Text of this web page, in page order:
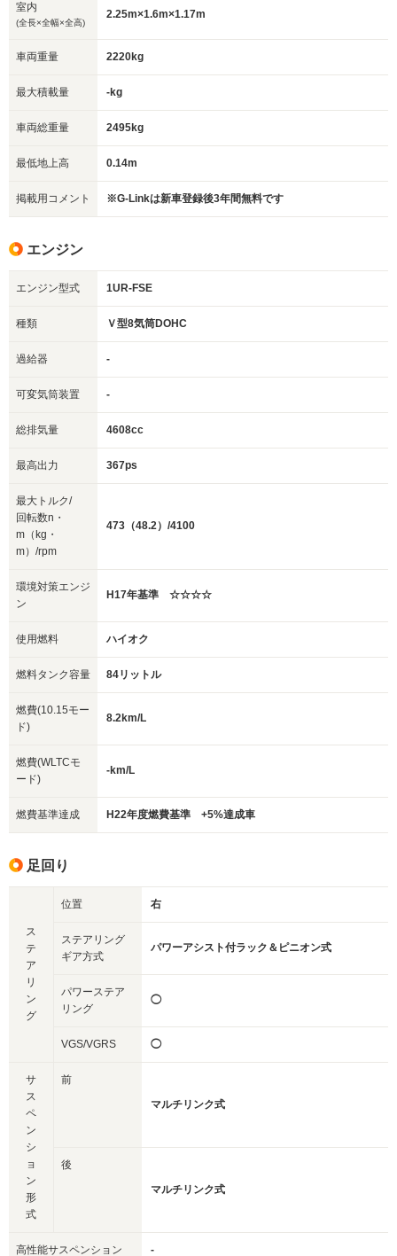
室内
(全長×全幅×全高)
2.25m×1.6m×1.17m
車両重量 2220kg
最大積載量 -kg
車両総重量 2495kg
最低地上高 0.14m
掲載用コメント ※G-Linkは新車登録後3年間無料です
エンジン
エンジン型式 1UR-FSE
種類 Ｖ型8気筒DOHC
過給器 -
可変気筒装置 -
総排気量 4608cc
最高出力 367ps
最大トルク/
回転数n・
m（kg・
m）/rpm
473（48.2）/4100
環境対策エンジ
ン
H17年基準 ☆☆☆☆
使用燃料 ハイオク
燃料タンク容量 84リットル
燃費(10.15モー
ド)
8.2km/L
燃費(WLTCモ
ード)
-km/L
燃費基準達成 H22年度燃費基準 +5%達成車
足回り
ス
テ
ア
リ
ン
グ
位置 右
ステアリング
ギア方式
パワーアシスト付ラック＆ピニオン式
パワーステア
リング
◯
VGS/VGRS ◯
サ
ス
ペ
ン
シ
ョ
ン
形
式
前
マルチリンク式
後
マルチリンク式
高性能サスペンション -